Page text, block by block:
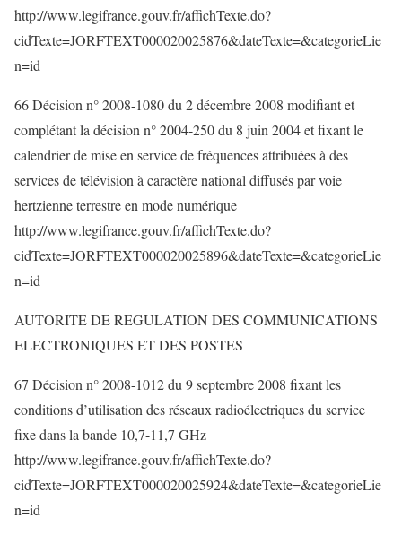
http://www.legifrance.gouv.fr/affichTexte.do?
cidTexte=JORFTEXT000020025876&dateTexte=&categorieLie
n=id
66 Décision n° 2008-1080 du 2 décembre 2008 modifiant et
complétant la décision n° 2004-250 du 8 juin 2004 et fixant le
calendrier de mise en service de fréquences attribuées à des
services de télévision à caractère national diffusés par voie
hertzienne terrestre en mode numérique
http://www.legifrance.gouv.fr/affichTexte.do?
cidTexte=JORFTEXT000020025896&dateTexte=&categorieLie
n=id
AUTORITE DE REGULATION DES COMMUNICATIONS
ELECTRONIQUES ET DES POSTES
67 Décision n° 2008-1012 du 9 septembre 2008 fixant les
conditions d’utilisation des réseaux radioélectriques du service
fixe dans la bande 10,7-11,7 GHz
http://www.legifrance.gouv.fr/affichTexte.do?
cidTexte=JORFTEXT000020025924&dateTexte=&categorieLie
n=id